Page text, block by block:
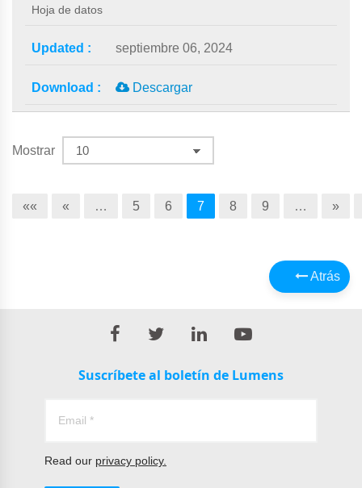
Hoja de datos
septiembre 06, 2024
Descargar
Mostrar
«« « … 5 6 7 8 9 … »
Atrás
Suscríbete al boletín de Lumens
Read our privacy policy.